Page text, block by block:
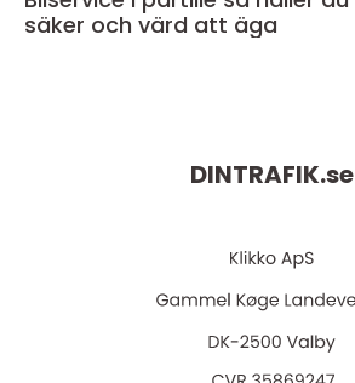
säker och värd att äga
DINTRAFIK.se